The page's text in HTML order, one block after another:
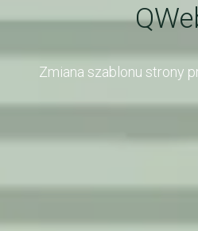
Zmiana szablonu strony